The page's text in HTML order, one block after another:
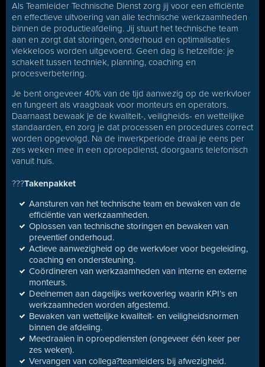
Als Teamleider Technische Dienst zorg jij voor een efficiënte
en effectieve uitvoering van alle technische werkzaamheden
binnen de productieafdeling. Jij stuurt het technische team
aan en zorgt dat storingen, onderhoud en optimalisaties
vlekkeloos worden uitgevoerd. Geen dag is hetzelfde: je
schakelt tussen techniek, planning, coaching en
procesverbetering.
Je bent ongeveer 40% van de tijd aanwezig op de werkvloer
en fungeert als vraagbaak voor monteurs en operators.
Daarnaast bewaak je de kwaliteit-, veiligheids- en wettelijke
standaarden, en zorg je dat processen en procedures correct
worden opgevolgd. Na de inwerkperiode draai je eens per
zes weken mee in een oproepdienst, doorgaans telefonisch
vanuit huis.
???Takenpakket
Aansturen van het technische team en bewaken van de
efficiëntie van werkzaamheden.
Oplossen van technische storingen en bewaken van
preventief onderhoud.
Actieve aanwezigheid op de werkvloer voor begeleiding,
coaching en ondersteuning.
Coördineren van werkzaamheden van interne en externe
monteurs.
Deelnemen aan dagelijks werkoverleg waarin KPI’s en
werkzaamheden worden afgestemd.
Bewaken van wettelijke kwaliteit- en veiligheidsnormen
binnen de afdeling.
Meedraaien in oproepdiensten (ongeveer één keer per
zes weken).
Vervangen van collega?teamleiders bij afwezigheid.